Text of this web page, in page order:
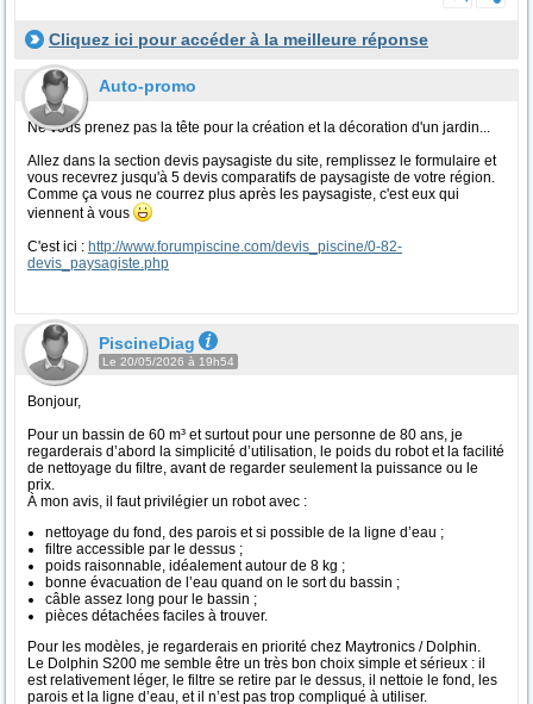
Cliquez ici pour accéder à la meilleure réponse
Auto-promo
Ne vous prenez pas la tête pour la création et la décoration d'un jardin...
Allez dans la section devis paysagiste du site, remplissez le formulaire et
vous recevrez jusqu'à 5 devis comparatifs de paysagiste de votre région.
Comme ça vous ne courrez plus après les paysagiste, c'est eux qui
viennent à vous
C'est ici : http://www.forumpiscine.com/devis_piscine/0-82-
devis_paysagiste.php
PiscineDiag
Le 20/05/2026 à 19h54
Bonjour,
Pour un bassin de 60 m³ et surtout pour une personne de 80 ans, je
regarderais d’abord la simplicité d’utilisation, le poids du robot et la facilité
de nettoyage du filtre, avant de regarder seulement la puissance ou le
prix.
À mon avis, il faut privilégier un robot avec :
nettoyage du fond, des parois et si possible de la ligne d’eau ;
filtre accessible par le dessus ;
poids raisonnable, idéalement autour de 8 kg ;
bonne évacuation de l’eau quand on le sort du bassin ;
câble assez long pour le bassin ;
pièces détachées faciles à trouver.
Pour les modèles, je regarderais en priorité chez Maytronics / Dolphin.
Le Dolphin S200 me semble être un très bon choix simple et sérieux : il
est relativement léger, le filtre se retire par le dessus, il nettoie le fond, les
parois et la ligne d’eau, et il n’est pas trop compliqué à utiliser.